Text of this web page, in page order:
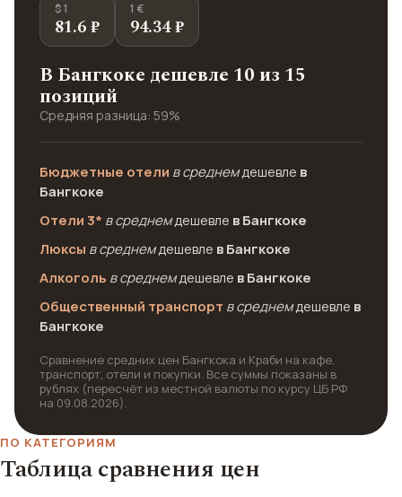
$ 1
81.6 ₽
1 €
94.34 ₽
В Бангкоке дешевле 10 из 15
позиций
Средняя разница: 59%
Бюджетные отели в среднемдешевле в
Бангкоке
Отели 3* в среднемдешевле в Бангкоке
Люксы в среднемдешевле в Бангкоке
Алкоголь в среднемдешевле в Бангкоке
Общественный транспорт в среднемдешевле в
Бангкоке
Сравнение средних цен Бангкока и Краби на кафе,
транспорт, отели и покупки. Все суммы показаны в
рублях (пересчёт из местной валюты по курсу ЦБ РФ
на 09.08.2026).
ПО КАТЕГОРИЯМ
Таблица сравнения цен